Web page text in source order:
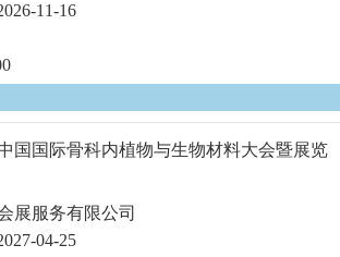
11-16
国国际骨科内植物与生物材料大会暨展览
展服务有限公司
04-25